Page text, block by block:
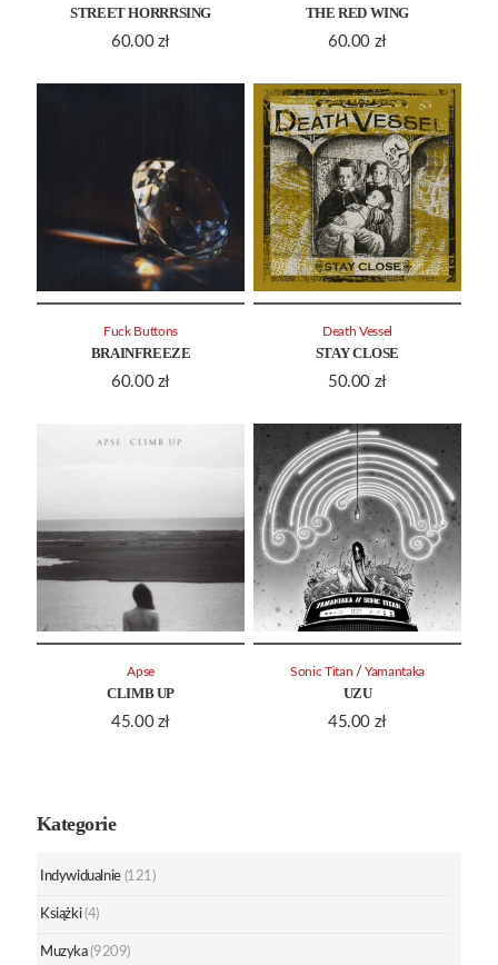
STREET HORRRSING
60.00 zł
THE RED WING
60.00 zł
BRAINFREEZE
60.00 zł
Fuck Buttons
STAY CLOSE
50.00 zł
Death Vessel
CLIMB UP
45.00 zł
Apse
UZU
45.00 zł
Sonic Titan / Yamantaka
Kategorie
Indywidualnie (121)
Książki (4)
Muzyka (9209)